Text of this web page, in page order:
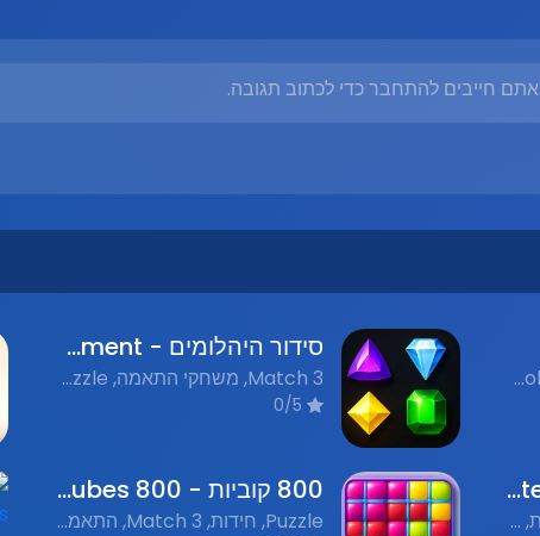
אתם חייבים להתחבר כדי לכתוב תגובה.
Puzzle, חידות, Color Matching, התאמת צבעים, Multiplayer, מרובה משתתפים
סידור היהלומים - Diamond Arrangement
Match 3, משחקי התאמה, Puzzle, חידות, Nostalgic Flash Games, משחקי פלאש נוסטלגים
בלש היהלומים - Diamond Detective
Puzzle Games, משחקי חידות, Flash Games, משחקי פלאש, Matching Games, משחקי התאמות, Nostalgic Games, משחקי פלאש נוסטלגים
800 קוביות - 800 Cubes
Puzzle, חידות, Match 3, התאמת שלשות, Flash, משחקי פלאש נוסטלגים